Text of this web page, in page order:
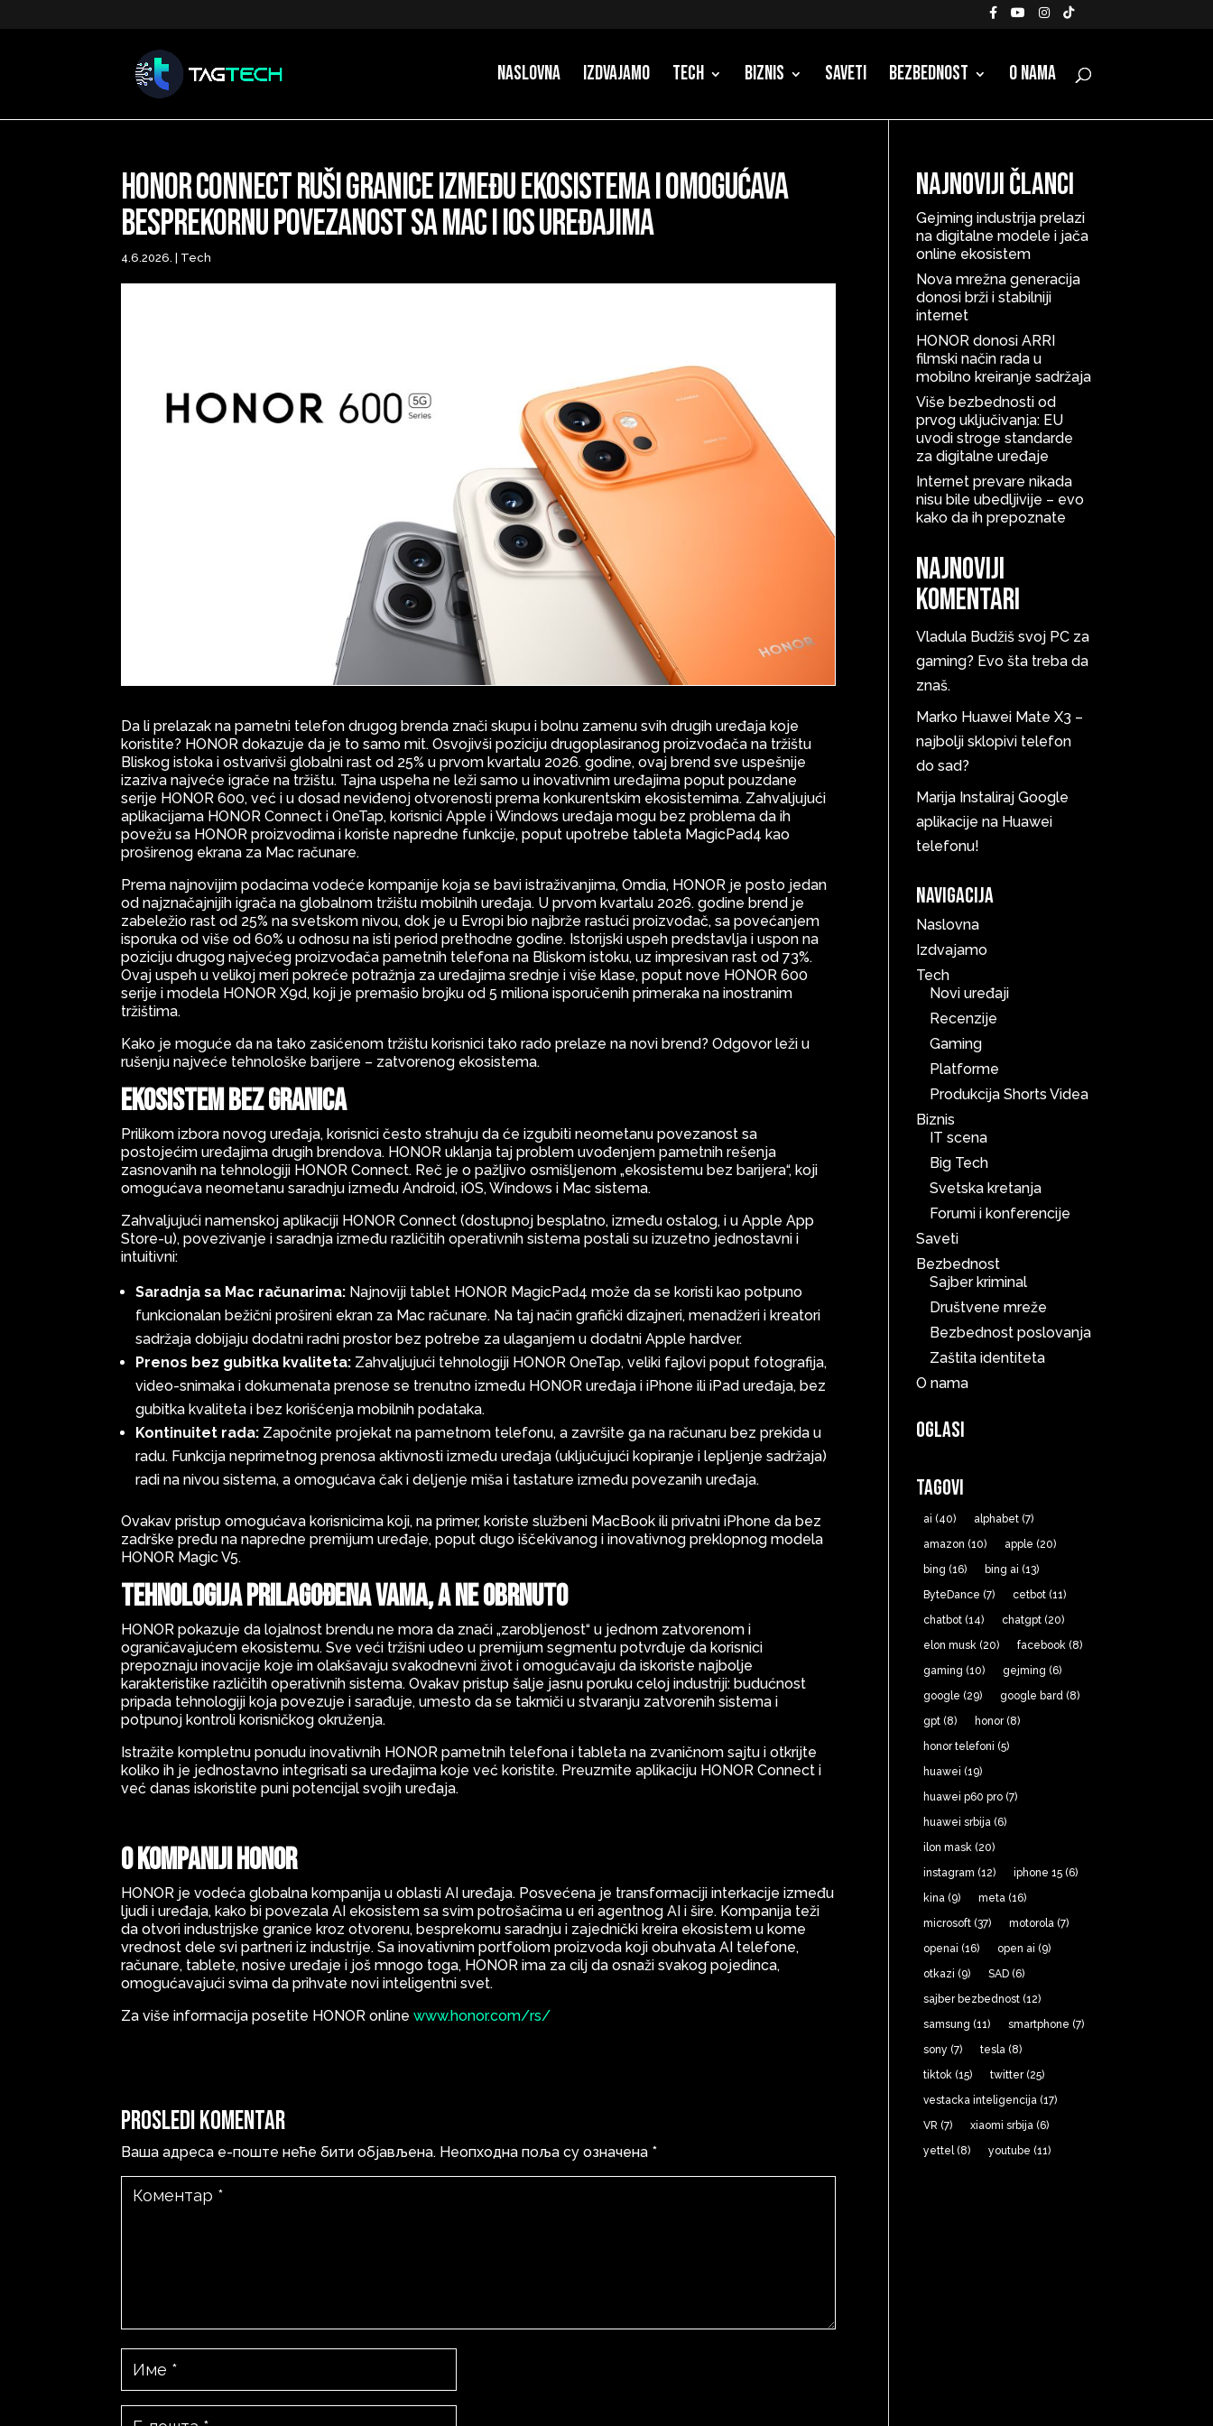
Naslovna Izdvajamo Tech Biznis Saveti Bezbednost O nama
HONOR Connect ruši granice između ekosistema i omogućava
besprekornu povezanost sa Mac i iOS uređajima
4.6.2026. Tech
Da li prelazak na pametni telefon drugog brenda znači skupu i bolnu zamenu svih drugih uređaja koje
koristite? HONOR dokazuje da je to samo mit. Osvojivši poziciju drugoplasiranog proizvođača na tržištu
Bliskog istoka i ostvarivši globalni rast od 25% u prvom kvartalu 2026. godine, ovaj brend sve uspešnije
izaziva najveće igrače na tržištu. Tajna uspeha ne leži samo u inovativnim uređajima poput pouzdane
serije HONOR 600, već i u dosad neviđenoj otvorenosti prema konkurentskim ekosistemima. Zahvaljujući
aplikacijama HONOR Connect i OneTap, korisnici Apple i Windows uređaja mogu bez problema da ih
povežu sa HONOR proizvodima i koriste napredne funkcije, poput upotrebe tableta MagicPad4 kao
proširenog ekrana za Mac računare.
Prema najnovijim podacima vodeće kompanije koja se bavi istraživanjima, Omdia, HONOR je posto jedan
od najznačajnijih igrača na globalnom tržištu mobilnih uređaja. U prvom kvartalu 2026. godine brend je
zabeležio rast od 25% na svetskom nivou, dok je u Evropi bio najbrže rastući proizvođač, sa povećanjem
isporuka od više od 60% u odnosu na isti period prethodne godine. Istorijski uspeh predstavlja i uspon na
poziciju drugog najvećeg proizvođača pametnih telefona na Bliskom istoku, uz impresivan rast od 73%.
Ovaj uspeh u velikoj meri pokreće potražnja za uređajima srednje i više klase, poput nove HONOR 600
serije i modela HONOR X9d, koji je premašio brojku od 5 miliona isporučenih primeraka na inostranim
tržištima.
Kako je moguće da na tako zasićenom tržištu korisnici tako rado prelaze na novi brend? Odgovor leži u
rušenju najveće tehnološke barijere – zatvorenog ekosistema.
Ekosistem bez granica
Prilikom izbora novog uređaja, korisnici često strahuju da će izgubiti neometanu povezanost sa
postojećim uređajima drugih brendova. HONOR uklanja taj problem uvođenjem pametnih rešenja
zasnovanih na tehnologiji HONOR Connect. Reč je o pažljivo osmišljenom „ekosistemu bez barijera“, koji
omogućava neometanu saradnju između Android, iOS, Windows i Mac sistema.
Zahvaljujući namenskoj aplikaciji HONOR Connect (dostupnoj besplatno, između ostalog, i u Apple App
Store-u), povezivanje i saradnja između različitih operativnih sistema postali su izuzetno jednostavni i
intuitivni:
Saradnja sa Mac računarima: Najnoviji tablet HONOR MagicPad4 može da se koristi kao potpuno
funkcionalan bežični prošireni ekran za Mac računare. Na taj način grafički dizajneri, menadžeri i kreatori
sadržaja dobijaju dodatni radni prostor bez potrebe za ulaganjem u dodatni Apple hardver.
Prenos bez gubitka kvaliteta: Zahvaljujući tehnologiji HONOR OneTap, veliki fajlovi poput fotografija,
video-snimaka i dokumenata prenose se trenutno između HONOR uređaja i iPhone ili iPad uređaja, bez
gubitka kvaliteta i bez korišćenja mobilnih podataka.
Kontinuitet rada: Započnite projekat na pametnom telefonu, a završite ga na računaru bez prekida u
radu. Funkcija neprimetnog prenosa aktivnosti između uređaja (uključujući kopiranje i lepljenje sadržaja)
radi na nivou sistema, a omogućava čak i deljenje miša i tastature između povezanih uređaja.
Ovakav pristup omogućava korisnicima koji, na primer, koriste službeni MacBook ili privatni iPhone da bez
zadrške pređu na napredne premijum uređaje, poput dugo iščekivanog i inovativnog preklopnog modela
HONOR Magic V5.
Tehnologija prilagođena vama, a ne obrnuto
HONOR pokazuje da lojalnost brendu ne mora da znači „zarobljenost“ u jednom zatvorenom i
ograničavajućem ekosistemu. Sve veći tržišni udeo u premijum segmentu potvrđuje da korisnici
prepoznaju inovacije koje im olakšavaju svakodnevni život i omogućavaju da iskoriste najbolje
karakteristike različitih operativnih sistema. Ovakav pristup šalje jasnu poruku celoj industriji: budućnost
pripada tehnologiji koja povezuje i sarađuje, umesto da se takmiči u stvaranju zatvorenih sistema i
potpunoj kontroli korisničkog okruženja.
Istražite kompletnu ponudu inovativnih HONOR pametnih telefona i tableta na zvaničnom sajtu i otkrijte
koliko ih je jednostavno integrisati sa uređajima koje već koristite. Preuzmite aplikaciju HONOR Connect i
već danas iskoristite puni potencijal svojih uređaja.
O kompaniji HONOR
HONOR je vodeća globalna kompanija u oblasti AI uređaja. Posvećena je transformaciji interkacije između
ljudi i uređaja, kako bi povezala AI ekosistem sa svim potrošačima u eri agentnog AI i šire. Kompanija teži
da otvori industrijske granice kroz otvorenu, besprekornu saradnju i zajednički kreira ekosistem u kome
vrednost dele svi partneri iz industrije. Sa inovativnim portfoliom proizvoda koji obuhvata AI telefone,
računare, tablete, nosive uređaje i još mnogo toga, HONOR ima za cilj da osnaži svakog pojedinca,
omogućavajući svima da prihvate novi inteligentni svet.
Za više informacija posetite HONOR onlinewww.honor.com/rs/
Prosledi komentar
Ваша адреса е-поште неће бити објављена. Неопходна поља су означена *
Najnoviji članci
Gejming industrija prelazi
na digitalne modele i jača
online ekosistem
Nova mrežna generacija
donosi brži i stabilniji
internet
HONOR donosi ARRI
filmski način rada u
mobilno kreiranje sadržaja
Više bezbednosti od
prvog uključivanja: EU
uvodi stroge standarde
za digitalne uređaje
Internet prevare nikada
nisu bile ubedljivije – evo
kako da ih prepoznate
Najnoviji
komentari
Vladula Budžiš svoj PC za
gaming? Evo šta treba da
znaš.
Marko Huawei Mate X3 –
najbolji sklopivi telefon
do sad?
Marija Instaliraj Google
aplikacije na Huawei
telefonu!
Navigacija
Naslovna
Izdvajamo
Tech
Novi uređaji
Recenzije
Gaming
Platforme
Produkcija Shorts Videa
Biznis
IT scena
Big Tech
Svetska kretanja
Forumi i konferencije
Saveti
Bezbednost
Sajber kriminal
Društvene mreže
Bezbednost poslovanja
Zaštita identiteta
O nama
Oglasi
Tagovi
ai (40) alphabet (7)
amazon (10) apple (20)
bing (16) bing ai (13)
ByteDance (7) cetbot (11)
chatbot (14) chatgpt (20)
elon musk (20) facebook (8)
gaming (10) gejming (6)
google (29) google bard (8)
gpt (8) honor(8)
honor telefoni (5)
huawei (19)
huawei p60 pro (7)
huawei srbija (6)
ilon mask (20)
instagram (12) iphone 15 (6)
kina (9) meta (16)
microsoft (37) motorola (7)
openai (16) open ai (9)
otkazi (9) SAD (6)
sajber bezbednost (12)
samsung (11) smartphone (7)
sony (7) tesla (8)
tiktok (15) twitter(25)
vestacka inteligencija (17)
VR (7) xiaomi srbija (6)
yettel(8) youtube (11)